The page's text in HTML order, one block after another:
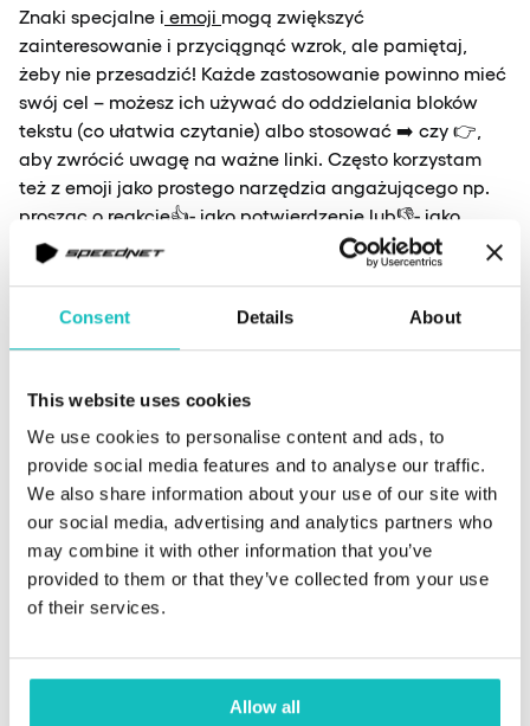
Consent Details About
This website uses cookies
We use cookies to personalise content and ads, to
provide social media features and to analyse our traffic.
We also share information about your use of our site with
our social media, advertising and analytics partners who
may combine it with other information that you’ve
provided to them or that they’ve collected from your use
of their services.
Allow all
Znaki specjalne i emoji mogą zwiększyć
zainteresowanie i przyciągnąć wzrok, ale pamiętaj,
żeby nie przesadzić! Każde zastosowanie powinno mieć
swój cel – możesz ich używać do oddzielania bloków
tekstu (co ułatwia czytanie) albo stosować ➡️ czy 👉,
aby zwrócić uwagę na ważne linki. Często korzystam
też z emoji jako prostego narzędzia angażującego np.
prosząc o reakcję👍- jako potwierdzenie lub👎- jako
zaprzeczenie. Świetną opcją jest również prowadzenie
za ich pomocą prostych ankiet. Poniżej przykład:
Jaką pizzę chcesz zjeść?
🥩 – salami
🥬 – wegetariańską
Liczba reakcji każdą emotką daje Ci gotową listę do
zamówienia. Dodatkowo, wystarczy spojrzeć, ile osób
wybrało poszczególne opcje i już wiesz, co cieszy się
największym zainteresowaniem. To prosty i szybki